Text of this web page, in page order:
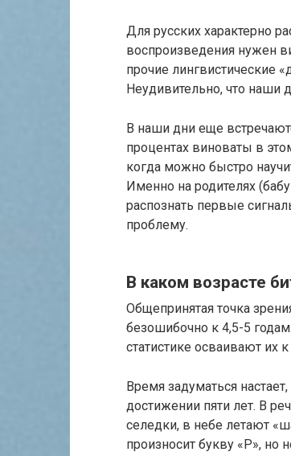
Для русских характерно
воспроизведения нужен
прочие лингвистические
Неудивительно, что наши
В наши дни еще
процентах виноваты в
когда можно быстро
Именно на родителях
распознать первые
проблему.
В каком возрасте
Общепринятая точка
безошибочно к 4,5-5
статистике осваивают их
Время задуматься
достижении пяти лет. В
селедки, в небе летают
произносит букву «Р», но